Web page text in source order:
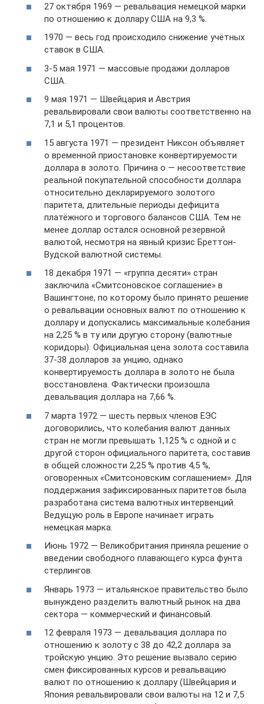
27 октября 1969 — ревальвация немецкой марки
по отношению к доллару США на 9,3 %.
1970 — весь год происходило снижение учётных
ставок в США.
3-5 мая 1971 — массовые продажи долларов
США.
9 мая 1971 — Швейцария и Австрия
ревальвировали свои валюты соответственно на
7,1 и 5,1 процентов.
15 августа 1971 — президент Никсон объявляет
о временной приостановке конвертируемости
доллара в золото. Причина о — несоответствие
реальной покупательной способности доллара
относительно декларируемого золотого
паритета, длительные периоды дефицита
платёжного и торгового балансов США. Тем не
менее доллар остался основной резервной
валютой, несмотря на явный кризис Бреттон-
Вудской валютной системы.
18 декабря 1971 — «группа десяти» стран
заключила «Смитсоновское соглашение» в
Вашингтоне, по которому было принято решение
о ревальвации основных валют по отношению к
доллару и допускались максимальные колебания
на 2,25 % в ту или другую сторону (валютные
коридоры). Официальная цена золота составила
37-38 долларов за унцию, однако
конвертируемость доллара в золото не была
восстановлена. Фактически произошла
девальвация доллара на 7,66 %.
7 марта 1972 — шесть первых членов ЕЭС
договорились, что колебания валют данных
стран не могли превышать 1,125 % с одной и с
другой сторон официального паритета, составив
в общей сложности 2,25 % против 4,5 %,
оговоренных «Смитсоновским соглашением». Для
поддержания зафиксированных паритетов была
разработана система валютных интервенций.
Ведущую роль в Европе начинает играть
немецкая марка.
Июнь 1972 — Великобритания приняла решение о
введении свободного плавающего курса фунта
стерлингов.
Январь 1973 — итальянское правительство было
вынуждено разделить валютный рынок на два
сектора — коммерческий и финансовый.
12 февраля 1973 — девальвация доллара по
отношению к золоту с 38 до 42,2 доллара за
тройскую унцию. Это решение вызвало серию
смен фиксированных курсов и ревальвацию
валют по отношению к доллару (Швейцария и
Япония ревальвировали свои валюты на 12 и 7,5